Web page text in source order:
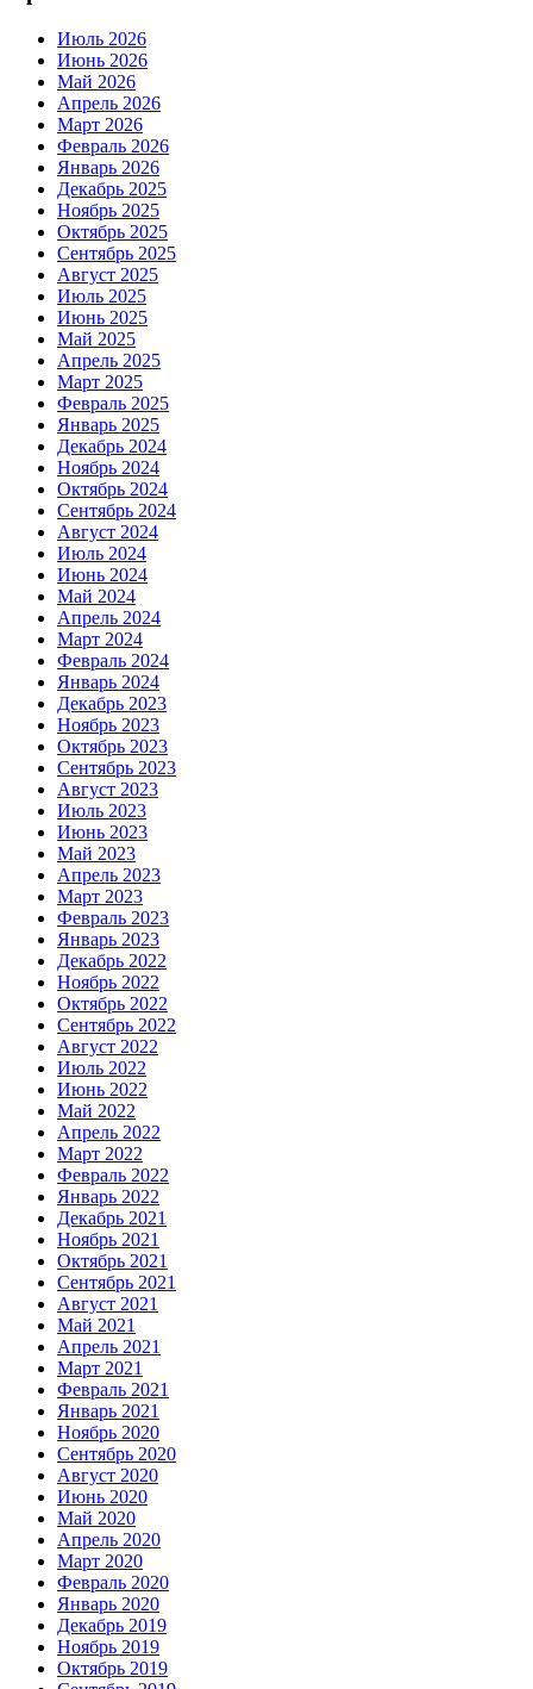
Июль 2026
Июнь 2026
Май 2026
Апрель 2026
Март 2026
Февраль 2026
Январь 2026
Декабрь 2025
Ноябрь 2025
Октябрь 2025
Сентябрь 2025
Август 2025
Июль 2025
Июнь 2025
Май 2025
Апрель 2025
Март 2025
Февраль 2025
Январь 2025
Декабрь 2024
Ноябрь 2024
Октябрь 2024
Сентябрь 2024
Август 2024
Июль 2024
Июнь 2024
Май 2024
Апрель 2024
Март 2024
Февраль 2024
Январь 2024
Декабрь 2023
Ноябрь 2023
Октябрь 2023
Сентябрь 2023
Август 2023
Июль 2023
Июнь 2023
Май 2023
Апрель 2023
Март 2023
Февраль 2023
Январь 2023
Декабрь 2022
Ноябрь 2022
Октябрь 2022
Сентябрь 2022
Август 2022
Июль 2022
Июнь 2022
Май 2022
Апрель 2022
Март 2022
Февраль 2022
Январь 2022
Декабрь 2021
Ноябрь 2021
Октябрь 2021
Сентябрь 2021
Август 2021
Май 2021
Апрель 2021
Март 2021
Февраль 2021
Январь 2021
Ноябрь 2020
Сентябрь 2020
Август 2020
Июнь 2020
Май 2020
Апрель 2020
Март 2020
Февраль 2020
Январь 2020
Декабрь 2019
Ноябрь 2019
Октябрь 2019